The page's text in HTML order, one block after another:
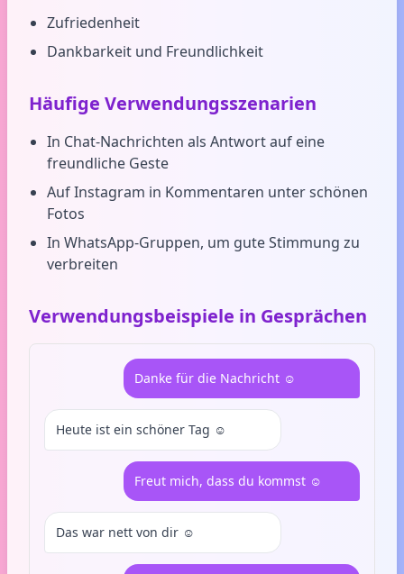
Zufriedenheit
Dankbarkeit und Freundlichkeit
Häufige Verwendungsszenarien
In Chat-Nachrichten als Antwort auf eine
freundliche Geste
Auf Instagram in Kommentaren unter schönen
Fotos
In WhatsApp-Gruppen, um gute Stimmung zu
verbreiten
Verwendungsbeispiele in Gesprächen
Danke für die Nachricht ☺️
Heute ist ein schöner Tag ☺️
Freut mich, dass du kommst ☺️
Das war nett von dir ☺️